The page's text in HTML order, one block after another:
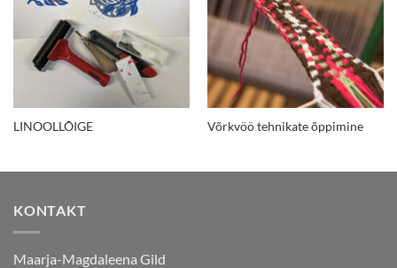
LINOOLLÕIGE Võrkvöö tehnikate õppimine
KONTAKT
Maarja-Magdaleena Gild